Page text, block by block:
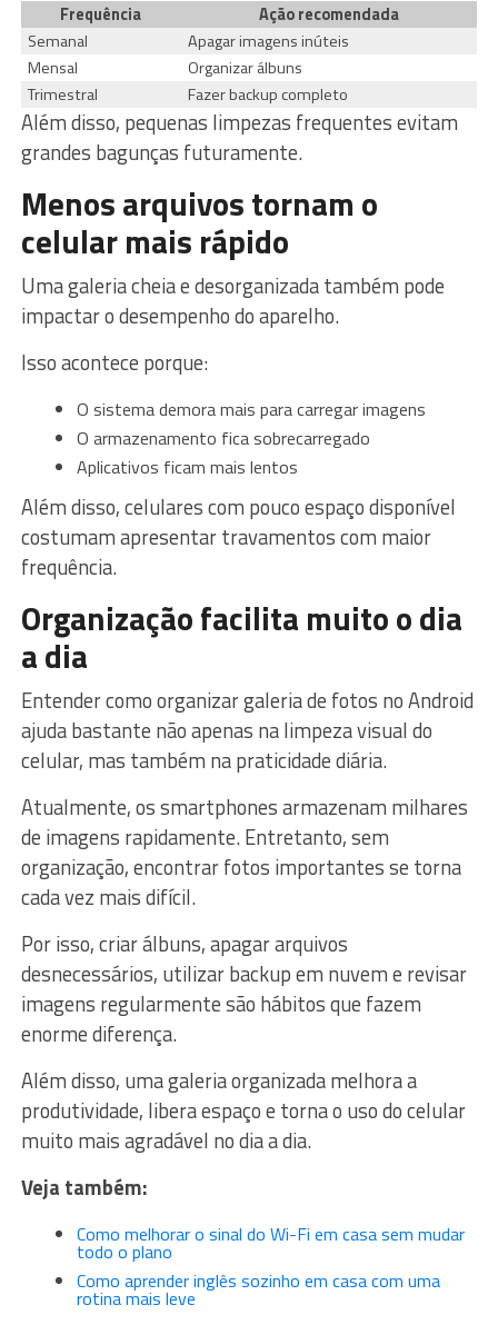
Frequência
Ação recomendada
Semanal
Apagar imagens inúteis
Mensal
Organizar álbuns
Trimestral
Fazer backup completo
Além disso, pequenas limpezas frequentes evitam
grandes bagunças futuramente.
Menos arquivos tornam o
celular mais rápido
Uma galeria cheia e desorganizada também pode
impactar o desempenho do aparelho.
Isso acontece porque:
O sistema demora mais para carregar imagens
O armazenamento fica sobrecarregado
Aplicativos ficam mais lentos
Além disso, celulares com pouco espaço disponível
costumam apresentar travamentos com maior
frequência.
Organização facilita muito o dia
a dia
Entender como organizar galeria de fotos no Android
ajuda bastante não apenas na limpeza visual do
celular, mas também na praticidade diária.
Atualmente, os smartphones armazenam milhares
de imagens rapidamente. Entretanto, sem
organização, encontrar fotos importantes se torna
cada vez mais difícil.
Por isso, criar álbuns, apagar arquivos
desnecessários, utilizar backup em nuvem e revisar
imagens regularmente são hábitos que fazem
enorme diferença.
Além disso, uma galeria organizada melhora a
produtividade, libera espaço e torna o uso do celular
muito mais agradável no dia a dia.
Veja também:
Como melhorar o sinal do Wi-Fi em casa sem mudar
todo o plano
Como aprender inglês sozinho em casa com uma
rotina mais leve